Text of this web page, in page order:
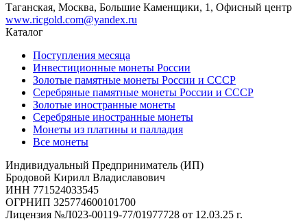
Таганская, Москва, Большие Каменщики, 1, Офисный центр
www.ricgold.com@yandex.ru
Каталог
Поступления месяца
Инвестиционные монеты России
Золотые памятные монеты России и СССР
Серебряные памятные монеты России и СССР
Золотые иностранные монеты
Серебряные иностранные монеты
Монеты из платины и палладия
Все монеты
Индивидуальный Предприниматель (ИП)
Бродовой Кирилл Владиславович
ИНН 771524033545
ОГРНИП 325774600101700
Лицензия №Л023-00119-77/01977728 от 12.03.25 г.